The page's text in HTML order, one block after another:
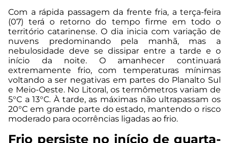
Com a rápida passagem da frente fria, a terça-feira
(07) terá o retorno do tempo firme em todo o
território catarinense. O dia inicia com variação de
nuvens predominando pela manhã, mas a
nebulosidade deve se dissipar entre a tarde e o
início da noite. O amanhecer continuará
extremamente frio, com temperaturas mínimas
voltando a ser negativas em partes do Planalto Sul
e Meio-Oeste. No Litoral, os termômetros variam de
5°C a 13°C. À tarde, as máximas não ultrapassam os
20°C em grande parte do estado, mantendo o risco
moderado para ocorrências ligadas ao frio.
Frio persiste no início de quarta-